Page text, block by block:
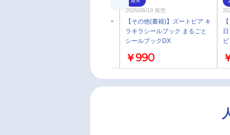
【画集・イラスト集】ジ・アー
2026/06/19 発売
【その他(書籍)】ズートピア キ
ラキラシールブック まるごと
シールブックDX
￥990